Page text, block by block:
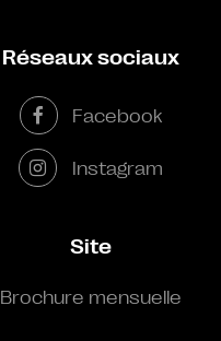
Réseaux sociaux
Facebook
Instagram
Site
Brochure mensuelle